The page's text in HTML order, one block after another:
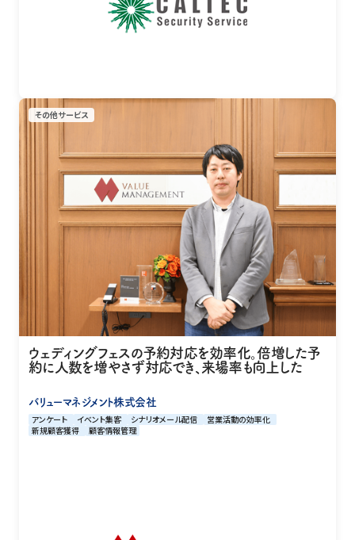
その他サービス
ウェディングフェスの予約対応を効率化。倍増した予
約に人数を増やさず対応でき、来場率も向上した
バリューマネジメント株式会社
アンケート イベント集客 シナリオメール配信
営業活動の効率化
新規顧客獲得
顧客情報管理